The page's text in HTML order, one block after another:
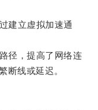
建立虚拟加速通
径，提高了网络连
断线或延迟。